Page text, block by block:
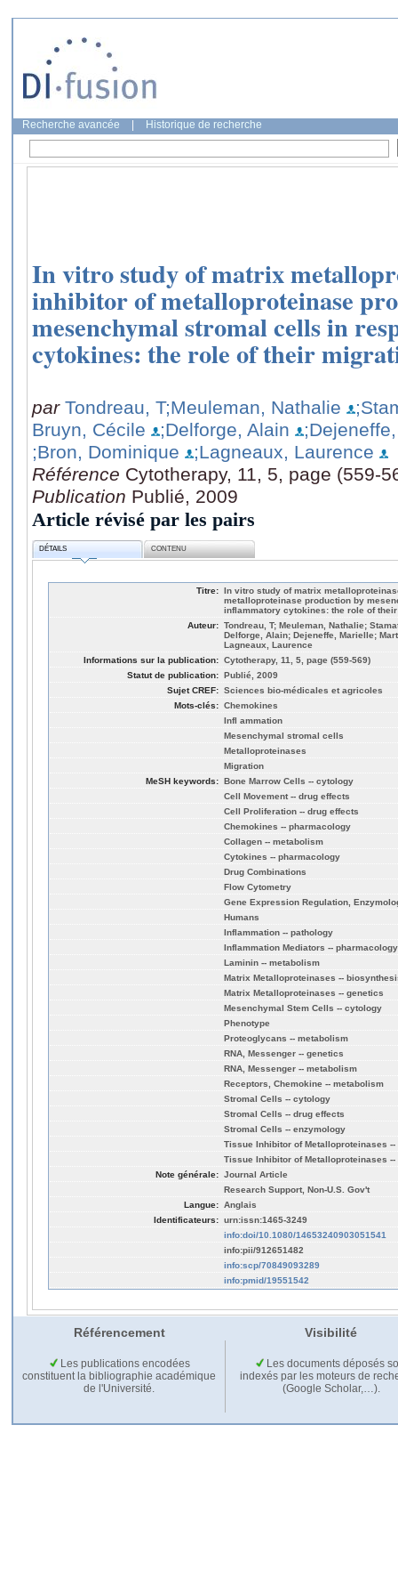
Recherche avancée Historique de recherche
In vitro study of matrix
inhibitor of metalloproteinase
mesenchymal stromal cells in
cytokines: the role of their
par Tondreau, T;Meuleman, Nathalie
Bruyn, Cécile
;Delforge, Alain
;Bron, Dominique
;Lagneaux, Laurence
Référence Cytotherapy, 11, 5, page (559-
Publication Publié, 2009
Article révisé par les pairs
DÉTAILS CONTENU
Titre: In vitro study of matrix
metalloproteinase production by
inflammatory cytokines: the role of
Auteur: Tondreau, T; Meuleman, Nathalie;
Delforge, Alain; Dejeneffe, Marielle;
Lagneaux, Laurence
Informations sur la publication: Cytotherapy, 11, 5, page (559-569)
Statut de publication: Publié, 2009
Sujet CREF: Sciences bio-médicales et agricoles
Mots-clés: Chemokines
Infl ammation
Mesenchymal stromal cells
Metalloproteinases
Migration
MeSH keywords: Bone Marrow Cells -- cytology
Cell Movement -- drug effects
Cell Proliferation -- drug effects
Chemokines -- pharmacology
Collagen -- metabolism
Cytokines -- pharmacology
Drug Combinations
Flow Cytometry
Gene Expression Regulation,
Humans
Inflammation -- pathology
Inflammation Mediators -- pharmacology
Laminin -- metabolism
Matrix Metalloproteinases --
Matrix Metalloproteinases -- genetics
Mesenchymal Stem Cells -- cytology
Phenotype
Proteoglycans -- metabolism
RNA, Messenger -- genetics
RNA, Messenger -- metabolism
Receptors, Chemokine -- metabolism
Stromal Cells -- cytology
Stromal Cells -- drug effects
Stromal Cells -- enzymology
Tissue Inhibitor of Metalloproteinases
Tissue Inhibitor of Metalloproteinases
Note générale: Journal Article
Research Support, Non-U.S. Gov't
Langue: Anglais
Identificateurs: urn:issn:1465-3249
info:doi/10.1080/14653240903051541
info:pii/912651482
info:scp/70849093289
info:pmid/19551542
Référencement Visibilité
Les publications encodées
constituent la bibliographie académique
de l'Université.
Les documents déposés
indexés par les moteurs de
(Google Scholar,…).